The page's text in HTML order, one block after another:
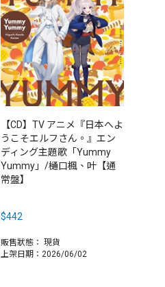
【CD】TV アニメ『日本へよ
うこそエルフさん。』エン
ディング主題歌「Yummy
Yummy」/樋口楓、叶【通
常盤】
$442
販售狀態： 現貨
上架日期：2026/06/02